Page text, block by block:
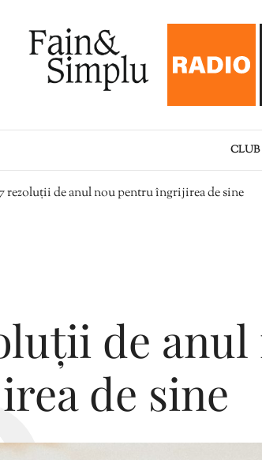
CLUB
rezoluții de anul nou pentru îngrijirea de sine
de
de sine